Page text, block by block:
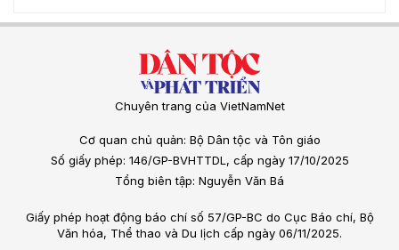
Chuyên trang của VietNamNet
Cơ quan chủ quản: Bộ Dân tộc và Tôn giáo
Số giấy phép: 146/GP-BVHTTDL, cấp ngày 17/10/2025
Tổng biên tập: Nguyễn Văn Bá
Giấy phép hoạt động báo chí số 57/GP-BC do Cục Báo chí, Bộ
Văn hóa, Thể thao và Du lịch cấp ngày 06/11/2025.